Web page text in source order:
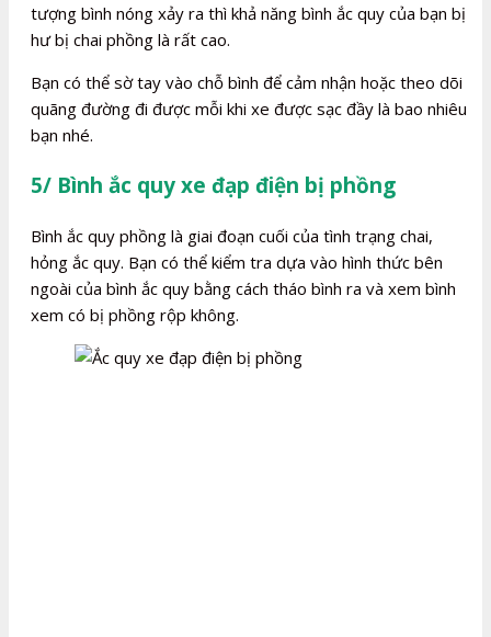
tượng bình nóng xảy ra thì khả năng bình ắc quy của bạn bị
hư bị chai phồng là rất cao.
Bạn có thể sờ tay vào chỗ bình để cảm nhận hoặc theo dõi
quãng đường đi được mỗi khi xe được sạc đầy là bao nhiêu
bạn nhé.
5/ Bình ắc quy xe đạp điện bị phồng
Bình ắc quy phồng là giai đoạn cuối của tình trạng chai,
hỏng ắc quy. Bạn có thể kiểm tra dựa vào hình thức bên
ngoài của bình ắc quy bằng cách tháo bình ra và xem bình
xem có bị phồng rộp không.